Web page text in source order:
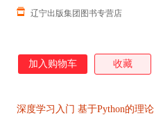
辽宁出版集团图书专营店
加入购物车 收藏
深度学习入门 基于Python的理